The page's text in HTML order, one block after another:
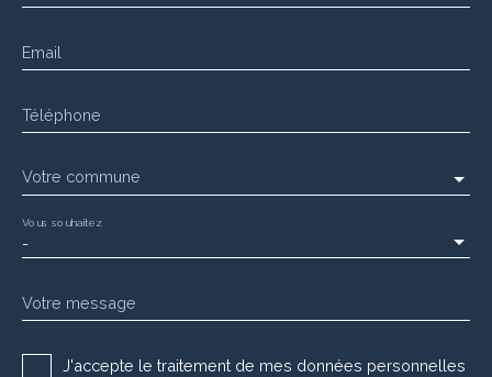
Email
Téléphone
Votre commune
-
Vous souhaitez
Votre message
J'accepte le traitement de mes données personnelles